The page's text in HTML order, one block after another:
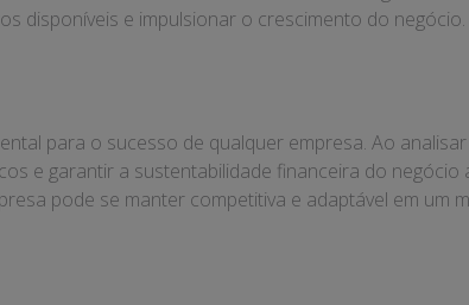
disponíveis e impulsionar o crescimento do negócio.
para o sucesso de qualquer empresa. Ao
e garantir a sustentabilidade financeira do negócio
pode se manter competitiva e adaptável em um